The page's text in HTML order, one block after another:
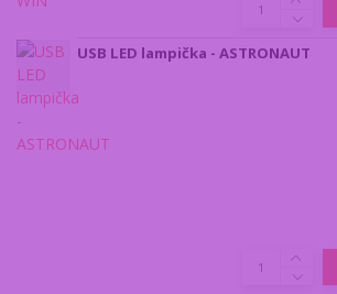
USB LED lampička - ASTRONAUT